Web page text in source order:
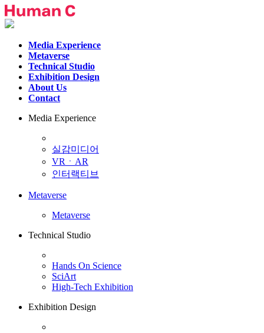
Media Experience
Metaverse
Technical Studio
Exhibition Design
About Us
Contact
Media Experience
실감미디어
VRㆍAR
인터랙티브
Metaverse
Metaverse
Technical Studio
Hands On Science
SciArt
High-Tech Exhibition
Exhibition Design